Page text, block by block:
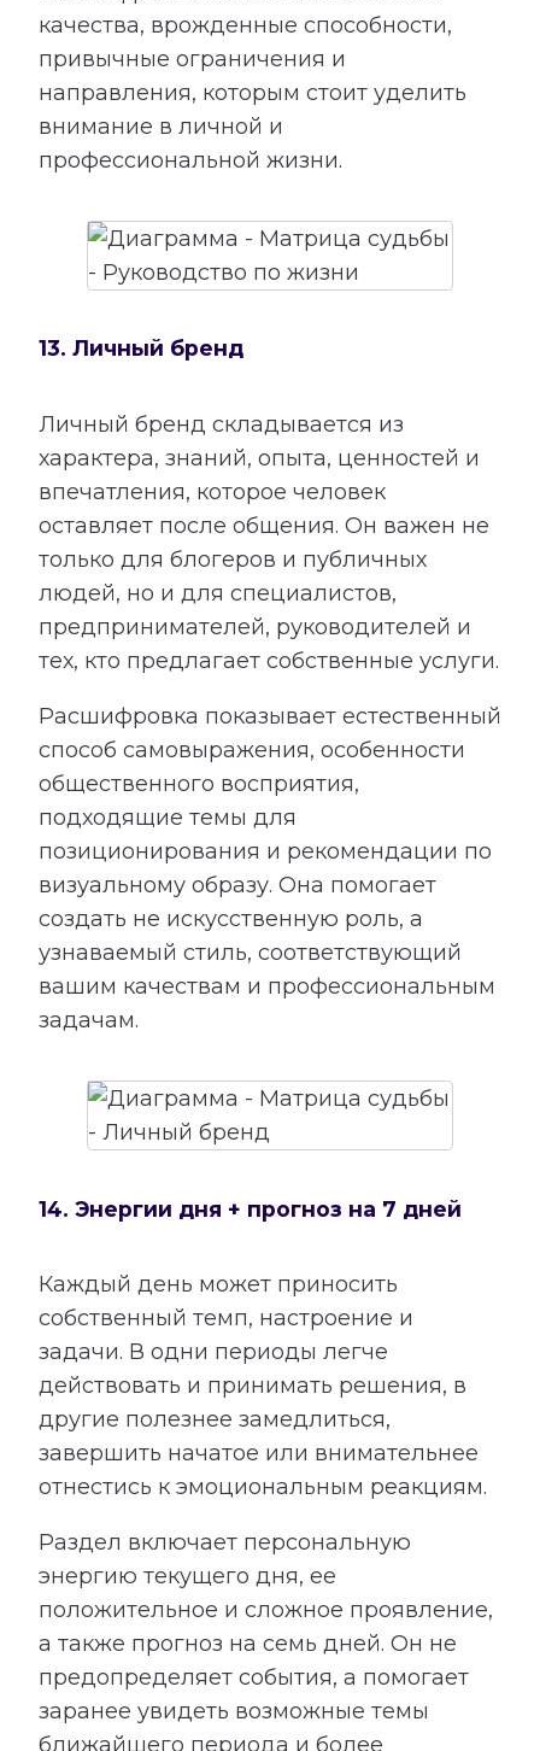
качества, врожденные способности,
привычные ограничения и
направления, которым стоит уделить
внимание в личной и
профессиональной жизни.
13. Личный бренд
Личный бренд складывается из
характера, знаний, опыта, ценностей и
впечатления, которое человек
оставляет после общения. Он важен не
только для блогеров и публичных
людей, но и для специалистов,
предпринимателей, руководителей и
тех, кто предлагает собственные услуги.
Расшифровка показывает естественный
способ самовыражения, особенности
общественного восприятия,
подходящие темы для
позиционирования и рекомендации по
визуальному образу. Она помогает
создать не искусственную роль, а
узнаваемый стиль, соответствующий
вашим качествам и профессиональным
задачам.
14. Энергии дня + прогноз на 7 дней
Каждый день может приносить
собственный темп, настроение и
задачи. В одни периоды легче
действовать и принимать решения, в
другие полезнее замедлиться,
завершить начатое или внимательнее
отнестись к эмоциональным реакциям.
Раздел включает персональную
энергию текущего дня, ее
положительное и сложное проявление,
а также прогноз на семь дней. Он не
предопределяет события, а помогает
заранее увидеть возможные темы
ближайшего периода и более